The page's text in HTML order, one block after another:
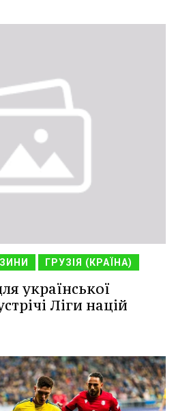
ГРУЗІЯ (КРАЇНА)
української
Ліги націй